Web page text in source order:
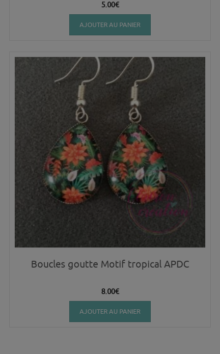
5.00€
AJOUTER AU PANIER
Boucles goutte Motif tropical APDC
8.00€
AJOUTER AU PANIER